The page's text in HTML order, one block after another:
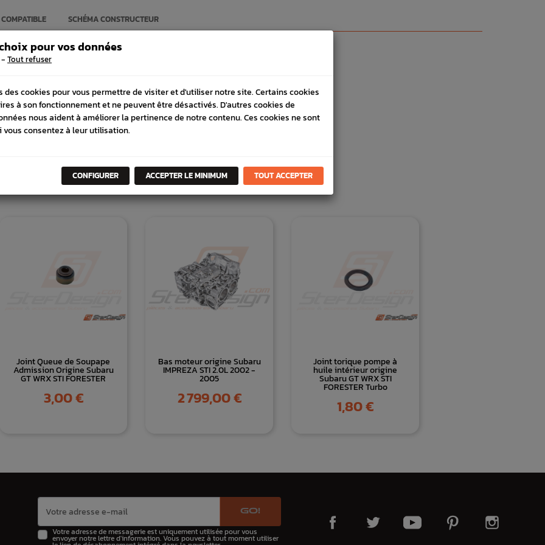
SCHÉMA CONSTRUCTEUR
LA MÊMECATÉGORIE
Joint Queue de Soupape
Admission Origine Subaru
GT WRX STI FORESTER
Prix
3,00 €
Bas moteur origine Subaru
IMPREZA STI 2.0L 2002 -
2005
Prix
2 799,00 €
Joint torique pompe à
huile intérieur origine
Subaru GT WRX STI
FORESTER Turbo
Prix
1,80 €
GO!
Votre adresse de messagerie est uniquement utilisée pour vous
envoyer notre lettre d'information. Vous pouvez à tout moment utiliser
pour vos données
- Tout refuser
des cookies pour vous permettre de visiter et d'utiliser notre site. Certains cookies
à son fonctionnement et ne peuvent être désactivés. D'autres cookies de
nous aident à améliorer la pertinence de notre contenu. Ces cookies ne sont
vous consentez à leur utilisation.
CONFIGURER ACCEPTER LE MINIMUM TOUT ACCEPTER